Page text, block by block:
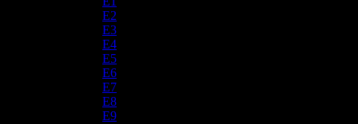
E2
E3
E4
E5
E6
E7
E8
E9